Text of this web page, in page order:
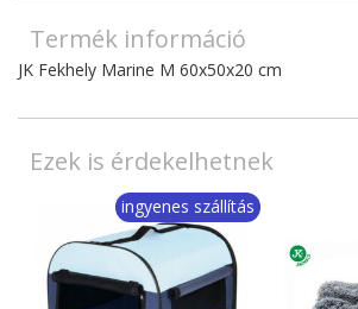
Termék információ
JK Fekhely Marine M 60x50x20 cm
Ezek is érdekelhetnek
ingyenes szállítás